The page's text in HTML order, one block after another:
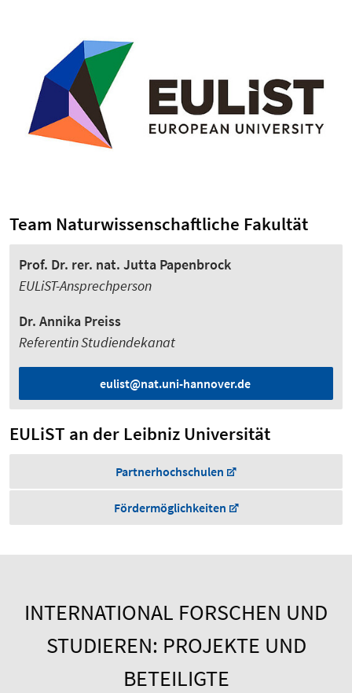
Team Naturwissenschaftliche Fakultät
Prof. Dr. rer. nat. Jutta Papenbrock
EULiST-Ansprechperson
Dr. Annika Preiss
Referentin Studiendekanat
eulist@nat.uni-hannover.de
EULiST an der Leibniz Universität
Partnerhochschulen
Fördermöglichkeiten
INTERNATIONAL FORSCHEN UND
STUDIEREN: PROJEKTE UND
BETEILIGTE